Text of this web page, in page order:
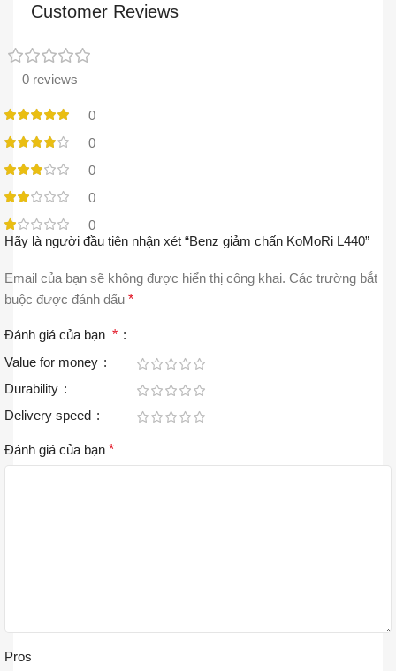
Customer Reviews
0 reviews
0
0
0
0
0
Hãy là người đầu tiên nhận xét “Benz giảm chấn KoMoRi L440”
Email của bạn sẽ không được hiển thị công khai. Các trường bắt
buộc được đánh dấu *
Đánh giá của bạn *
Value for money
Durability
Delivery speed
Đánh giá của bạn *
Pros